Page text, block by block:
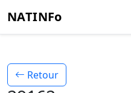
NATINFo
Retour